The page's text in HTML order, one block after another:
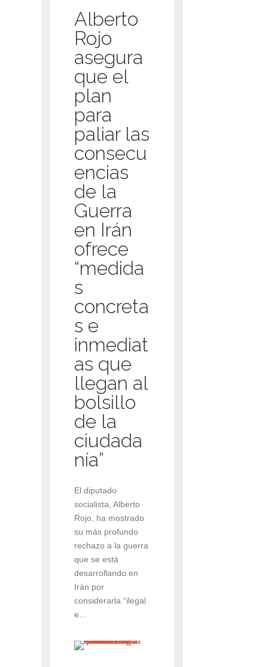
Alberto
Rojo
asegura
que el
plan
para
paliar las
consecu
encias
de la
Guerra
en Irán
ofrece
“medida
s
concreta
s e
inmediat
as que
llegan al
bolsillo
de la
ciudada
nía”
El diputado
socialista, Alberto
Rojo, ha mostrado
su más profundo
rechazo a la guerra
que se está
desarrollando en
Irán por
considerarla “ilegal
e…